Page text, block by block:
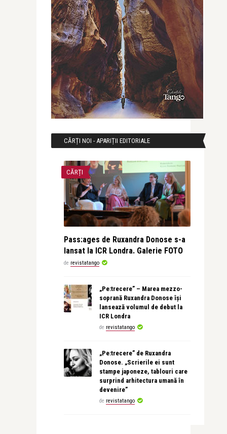
CĂRȚI NOI - APARIȚII EDITORIALE
CĂRȚI
Pass:ages de Ruxandra Donose s-a
lansat la ICR Londra. Galerie FOTO
de revistatango
„Pe:trecere” – Marea mezzo-
soprană Ruxandra Donose își
lansează volumul de debut la
ICR Londra
de revistatango
„Pe:trecere” de Ruxandra
Donose. „Scrierile ei sunt
stampe japoneze, tablouri care
surprind arhitectura umană în
devenire”
de revistatango